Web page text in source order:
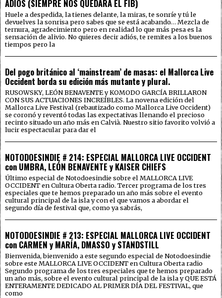
ADIÓS (SIEMPRE NOS QUEDARÁ EL FIB)
Huele a despedida, la tienes delante, la miras, te sonríe y tú le
devuelves la sonrisa pero sabes que se está acabando… Mezcla de
ternura, agradecimiento pero en realidad lo que más pesa es la
sensación de alivio. No quieres decir adiós, te remites a los buenos
tiempos pero la
Del pogo británico al ‘mainstream’ de masas: el Mallorca Live
Occident borda su edición más mutante y plural.
RUSOWSKY, LEÓN BENAVENTE y KOMODO GARCÍA BRILLARON
CON SUS ACTUACIONES INCREÍBLES. La novena edición del
Mallorca Live Festival (rebautizado como Mallorca Live Occident)
se coronó y reventó todas las expectativas llenando el precioso
recinto situado un año más en Calvià. Nuestro sitio favorito volvió a
lucir espectacular para dar el
NOTODOESINDIE # 214: ESPECIAL MALLORCA LIVE OCCIDENT
con UMBRA, LEÓN BENAVENTE y KAISER CHIEFS
Último especial de Notodoesindie sobre el MALLORCA LIVE
OCCIDENT en Cultura Oberta radio. Tercer programa de los tres
especiales que te hemos preparado un año más sobre el evento
cultural principal de la isla y con el que vamos a abordar el
segundo día de festival que, como ya sabrás,
NOTODOESINDIE # 213: ESPECIAL MALLORCA LIVE OCCIDENT
con CARMEN y MARÍA, DMASSO y STANDSTILL
Bienvenida, bienvenido a este segundo especial de Notodoesindie
sobre este MALLORCA LIVE OCCIDENT en Cultura Oberta radio
Segundo programa de los tres especiales que te hemos preparado
un año más, sobre el evento cultural principal de la isla y QUE ESTÁ
ENTERAMENTE DEDICADO AL PRIMER DÍA DEL FESTIVAL, que
como